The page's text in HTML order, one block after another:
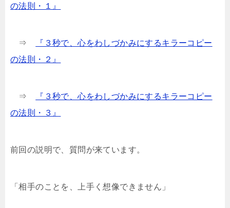
の法則・１』
⇒
『３秒で、心をわしづかみにするキラーコピー
の法則・２』
⇒
『３秒で、心をわしづかみにするキラーコピー
の法則・３』
前回の説明で、質問が来ています。
「相手のことを、上手く想像できません」